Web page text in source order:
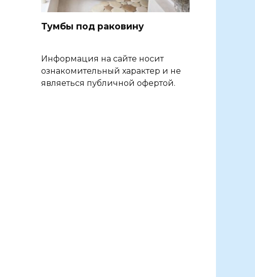
Тумбы под раковину
Информация на сайте носит
ознакомительный характер и не
являеться публичной офертой.